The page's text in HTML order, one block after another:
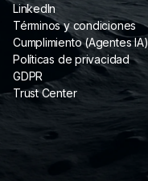
LinkedIn
Términos y condiciones
Cumplimiento (Agentes IA)
Políticas de privacidad
GDPR
Trust Center